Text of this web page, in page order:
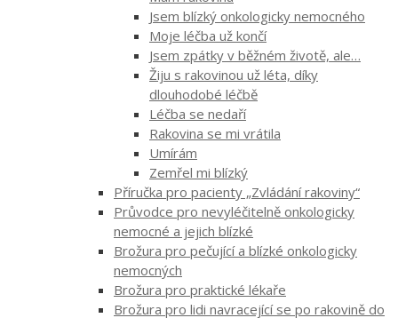
Jsem blízký onkologicky nemocného
Moje léčba už končí
Jsem zpátky v běžném životě, ale…
Žiju s rakovinou už léta, díky
dlouhodobé léčbě
Léčba se nedaří
Rakovina se mi vrátila
Umírám
Zemřel mi blízký
Příručka pro pacienty „Zvládání rakoviny“
Průvodce pro nevyléčitelně onkologicky
nemocné a jejich blízké
Brožura pro pečující a blízké onkologicky
nemocných
Brožura pro praktické lékaře
Brožura pro lidi navracející se po rakovině do